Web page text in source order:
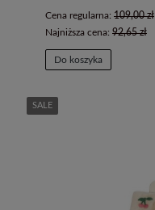
Cena regularna: 109,00 zł
Najniższa cena: 92,65 zł
Do koszyka
SALE